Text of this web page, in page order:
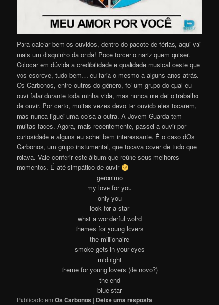
Para calejar bem os ouvidos, dentro do pacote de férias, aqui vai
mais um disquinho da onda! Pode torcer o nariz quem quiser.
Colocar em dúvida a credibilidade e qualidade musical deste que
vos escreve, tudo bem… eu faria o mesmo a alguns anos atrás.
Os Carbonos, entre outros do gênero, foi um grupo do qual eu
ouvi falar durante toda minha vida, mas nunca me dei o trabalho
de ouvir. Por certo, muitas vezes devo ter ouvido eles tocarem,
mas nunca liguei uma coisa a outra. A Jovem Guarda tem
muitas faces. Agora, mais recentemente, passei a ouvir por
curiosidade e alguns eu achei bem interessante. É o caso dOs
Carbonos, um grupo instumental, que tocava cover de tudo que
rolava. Vale conferir este álbum que reúne seus melhores
momentos. É até simpático de ouvir
geronimo
my love for you
only you
look for a star
what a wonderful wolrd
themes for young lovers
the millionaire
smoke gets in your eyes
midnight
theme for young lovers (de novo?)
the end
blue star
Publicado em Os Carbonos | Deixe uma resposta